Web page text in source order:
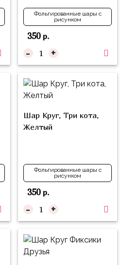
Фольгированные шары с
рисунком
350р.
- +
Шар Круг, Три кота,
Желтый
Фольгированные шары с
рисунком
350р.
- +